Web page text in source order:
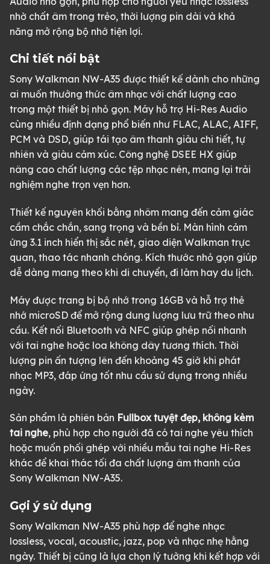
nhờ chất âm trong trẻo, thời lượng pin dài và khả
năng mở rộng bộ nhớ tiện lợi.
Chi tiết nổi bật
Sony Walkman NW-A35 được thiết kế dành cho những
ai muốn thưởng thức âm nhạc với chất lượng cao
trong một thiết bị nhỏ gọn. Máy hỗ trợ Hi-Res Audio
cùng nhiều định dạng phổ biến như FLAC, ALAC, AIFF,
PCM và DSD, giúp tái tạo âm thanh giàu chi tiết, tự
nhiên và giàu cảm xúc. Công nghệ DSEE HX giúp
nâng cao chất lượng các tệp nhạc nén, mang lại trải
nghiệm nghe trọn vẹn hơn.
Thiết kế nguyên khối bằng nhôm mang đến cảm giác
cầm chắc chắn, sang trọng và bền bỉ. Màn hình cảm
ứng 3.1 inch hiển thị sắc nét, giao diện Walkman trực
quan, thao tác nhanh chóng. Kích thước nhỏ gọn giúp
dễ dàng mang theo khi di chuyển, đi làm hay du lịch.
Máy được trang bị bộ nhớ trong 16GB và hỗ trợ thẻ
nhớ microSD để mở rộng dung lượng lưu trữ theo nhu
cầu. Kết nối Bluetooth và NFC giúp ghép nối nhanh
với tai nghe hoặc loa không dây tương thích. Thời
lượng pin ấn tượng lên đến khoảng 45 giờ khi phát
nhạc MP3, đáp ứng tốt nhu cầu sử dụng trong nhiều
ngày.
Sản phẩm là phiên bản Fullbox tuyệt đẹp, không kèm
tai nghe, phù hợp cho người đã có tai nghe yêu thích
hoặc muốn phối ghép với nhiều mẫu tai nghe Hi-Res
khác để khai thác tối đa chất lượng âm thanh của
Sony Walkman NW-A35.
Gợi ý sử dụng
Sony Walkman NW-A35 phù hợp để nghe nhạc
lossless, vocal, acoustic, jazz, pop và nhạc nhẹ hằng
ngày. Thiết bị cũng là lựa chọn lý tưởng khi kết hợp với